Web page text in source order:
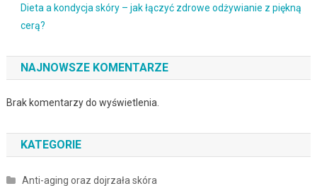
Dieta a kondycja skóry – jak łączyć zdrowe odżywianie z piękną
cerą?
NAJNOWSZE KOMENTARZE
Brak komentarzy do wyświetlenia.
KATEGORIE
Anti-aging oraz dojrzała skóra